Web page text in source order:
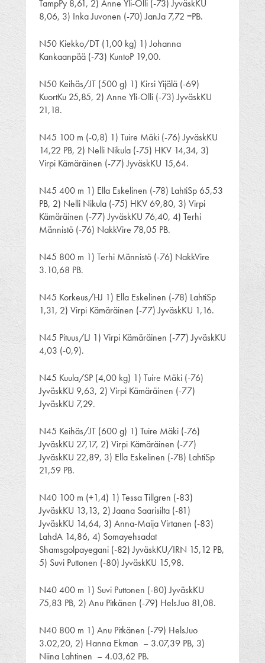
TampPy 8,61, 2) Anne Yli-Olli (-73) JyväskKU
8,06, 3) Inka Juvonen (-70) JanJa 7,72 =PB.
N50 Kiekko/DT (1,00 kg) 1) Johanna
Kankaanpää (-73) KuntoP 19,00.
N50 Keihäs/JT (500 g) 1) Kirsi Yijälä (-69)
KuortKu 25,85, 2) Anne Yli-Olli (-73) JyväskKU
21,18.
N45 100 m (-0,8) 1) Tuire Mäki (-76) JyväskKU
14,22 PB, 2) Nelli Nikula (-75) HKV 14,34, 3)
Virpi Kämäräinen (-77) JyväskKU 15,64.
N45 400 m 1) Ella Eskelinen (-78) LahtiSp 65,53
PB, 2) Nelli Nikula (-75) HKV 69,80, 3) Virpi
Kämäräinen (-77) JyväskKU 76,40, 4) Terhi
Männistö (-76) NakkVire 78,05 PB.
N45 800 m 1) Terhi Männistö (-76) NakkVire
3.10,68 PB.
N45 Korkeus/HJ 1) Ella Eskelinen (-78) LahtiSp
1,31, 2) Virpi Kämäräinen (-77) JyväskKU 1,16.
N45 Pituus/LJ 1) Virpi Kämäräinen (-77) JyväskKU
4,03 (-0,9).
N45 Kuula/SP (4,00 kg) 1) Tuire Mäki (-76)
JyväskKU 9,63, 2) Virpi Kämäräinen (-77)
JyväskKU 7,29.
N45 Keihäs/JT (600 g) 1) Tuire Mäki (-76)
JyväskKU 27,17, 2) Virpi Kämäräinen (-77)
JyväskKU 22,89, 3) Ella Eskelinen (-78) LahtiSp
21,59 PB.
N40 100 m (+1,4) 1) Tessa Tillgren (-83)
JyväskKU 13,13, 2) Jaana Saarisilta (-81)
JyväskKU 14,64, 3) Anna-Maija Virtanen (-83)
LahdA 14,86, 4) Somayehsadat
Shamsgolpayegani (-82) JyväskKU/IRN 15,12 PB,
5) Suvi Puttonen (-80) JyväskKU 15,98.
N40 400 m 1) Suvi Puttonen (-80) JyväskKU
75,83 PB, 2) Anu Pitkänen (-79) HelsJuo 81,08.
N40 800 m 1) Anu Pitkänen (-79) HelsJuo
3.02,20, 2) Hanna Ekman – 3.07,39 PB, 3)
Niina Lahtinen – 4.03,62 PB.